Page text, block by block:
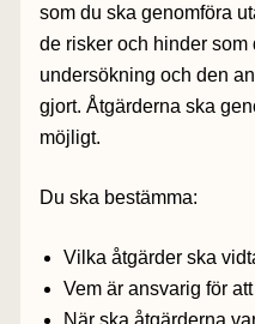
som du ska genomföra
de risker och hinder som
undersökning och den
gjort. Åtgärderna ska
möjligt.
Du ska bestämma:
Vilka åtgärder ska
Vem är ansvarig för
När ska åtgärderna